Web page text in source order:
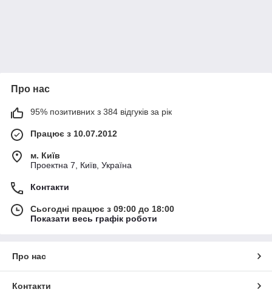
Про нас
95% позитивних з 384 відгуків за рік
Працює з 10.07.2012
м. Київ
Проектна 7, Київ, Україна
Контакти
Сьогодні працює з 09:00 до 18:00
Показати весь графік роботи
Про нас
Контакти